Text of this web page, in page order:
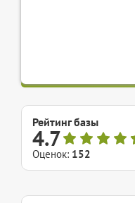
Рейтинг базы
4.7
Оценок: 152